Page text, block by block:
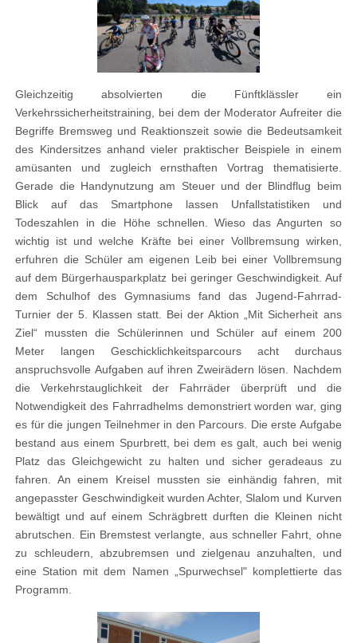
Gleichzeitig absolvierten die Fünftklässler ein
Verkehrssicherheitstraining, bei dem der Moderator Aufreiter die
Begriffe Bremsweg und Reaktionszeit sowie die Bedeutsamkeit
des Kindersitzes anhand vieler praktischer Beispiele in einem
amüsanten und zugleich ernsthaften Vortrag thematisierte.
Gerade die Handynutzung am Steuer und der Blindflug beim
Blick auf das Smartphone lassen Unfallstatistiken und
Todeszahlen in die Höhe schnellen. Wieso das Angurten so
wichtig ist und welche Kräfte bei einer Vollbremsung wirken,
erfuhren die Schüler am eigenen Leib bei einer Vollbremsung
auf dem Bürgerhausparkplatz bei geringer Geschwindigkeit. Auf
dem Schulhof des Gymnasiums fand das Jugend-Fahrrad-
Turnier der 5. Klassen statt. Bei der Aktion „Mit Sicherheit ans
Ziel“ mussten die Schülerinnen und Schüler auf einem 200
Meter langen Geschicklichkeitsparcours acht durchaus
anspruchsvolle Aufgaben auf ihren Zweirädern lösen. Nachdem
die Verkehrstauglichkeit der Fahrräder überprüft und die
Notwendigkeit des Fahrradhelms demonstriert worden war, ging
es für die jungen Teilnehmer in den Parcours. Die erste Aufgabe
bestand aus einem Spurbrett, bei dem es galt, auch bei wenig
Platz das Gleichgewicht zu halten und sicher geradeaus zu
fahren. An einem Kreisel mussten sie einhändig fahren, mit
angepasster Geschwindigkeit wurden Achter, Slalom und Kurven
bewältigt und auf einem Schrägbrett durften die Kleinen nicht
abrutschen. Ein Bremstest verlangte, aus schneller Fahrt, ohne
zu schleudern, abzubremsen und zielgenau anzuhalten, und
eine Station mit dem Namen „Spurwechsel" komplettierte das
Programm.